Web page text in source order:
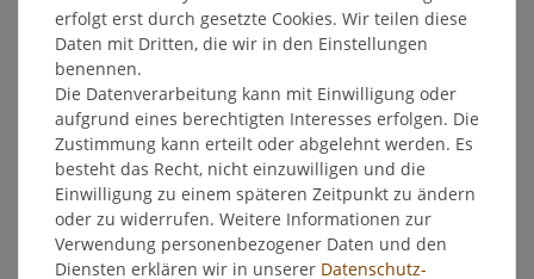
Elsterglanz Hygiene Allzweckreiniger
750 ml
4,35 € *
750 Milliliter | 5,80 € / Liter
In den Warenkorb
*inkl. ges. MwSt.zzgl.Versandkosten
Elsterglanz Keramik - Pflege, Politur
150 ml DDR
erfolgt erst durch gesetzte Cookies. Wir teilen diese
Daten mit Dritten, die wir in den Einstellungen
benennen.
Die Datenverarbeitung kann mit Einwilligung oder
aufgrund eines berechtigten Interesses erfolgen. Die
Zustimmung kann erteilt oder abgelehnt werden. Es
besteht das Recht, nicht einzuwilligen und die
Einwilligung zu einem späteren Zeitpunkt zu ändern
oder zu widerrufen. Weitere Informationen zur
Verwendung personenbezogener Daten und den
Diensten erklären wir in unserer Daten­schutz­